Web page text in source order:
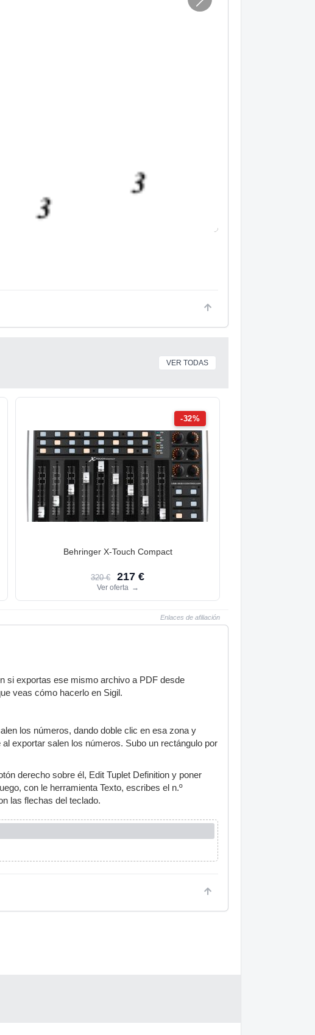
VER TODAS
-32%
Behringer X-Touch Compact
320 € 217 €
Ver oferta →
Enlaces de afiliación
si exportas ese mismo archivo a PDF desde
veas cómo hacerlo en Sigil.
los números, dando doble clic en esa zona y
exportar salen los números. Subo un rectángulo por
derecho sobre él, Edit Tuplet Definition y poner
con le herramienta Texto, escribes el n.º
las flechas del teclado.